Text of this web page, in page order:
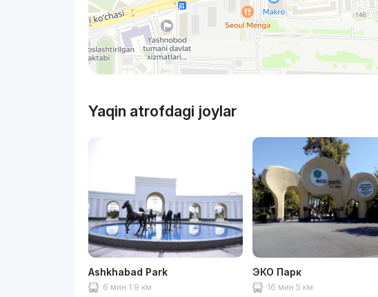
Yaqin atrofdagi joylar
Ashkhabad Park
6 мин 1.9 км
ЭКО Парк
16 мин 5 км